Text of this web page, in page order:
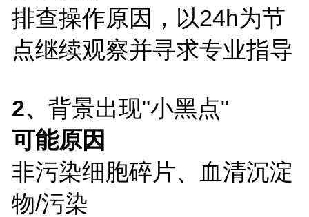
排查操作原因，以24h为节
点继续观察并寻求专业指导
2、 背景出现"小黑点"
可能原因
非污染细胞碎片、
血清沉淀
物/污染